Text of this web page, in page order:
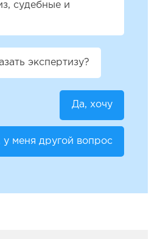
судебные и
экспертизу?
Да, хочу
у меня другой вопрос